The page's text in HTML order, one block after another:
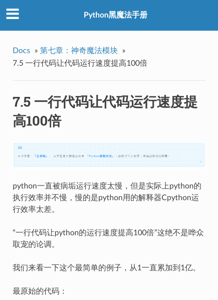
Python黑魔法手册
Docs » 第七章：神奇魔法模块
»
7.5 一行代码让代码运行速度提高100倍
7.5 一行代码让代码运行速度提
高100倍
python一直被病垢运行速度太慢，但是实际上python的
执行效率并不慢，慢的是python用的解释器Cpython运
行效率太差。
“一行代码让python的运行速度提高100倍”这绝不是哗众
取宠的论调。
我们来看一下这个最简单的例子，从1一直累加到1亿。
最原始的代码：